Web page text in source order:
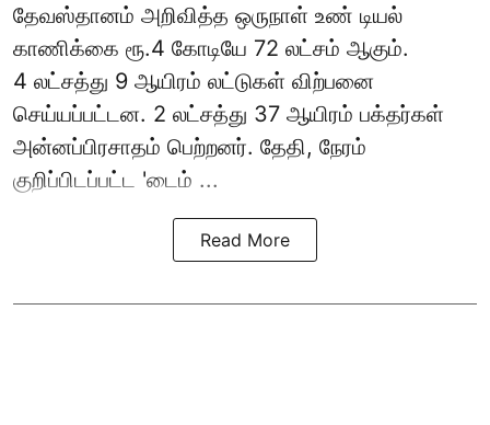
தேவஸ்தானம் அறிவித்த ஒருநாள் உண் டியல்
காணிக்கை ரூ.4 கோடியே 72 லட்சம் ஆகும்.
4 லட்சத்து 9 ஆயிரம் லட்டுகள் விற்பனை
செய்யப்பட்டன. 2 லட்சத்து 37 ஆயிரம் பக்தர்கள்
அன்னப்பிரசாதம் பெற்றனர். தேதி, நேரம்
குறிப்பிடப்பட்ட 'டைம் ...
Read More